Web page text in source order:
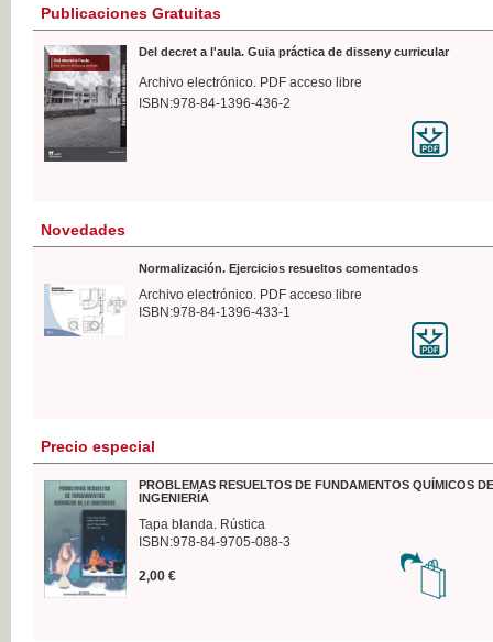
Publicaciones Gratuitas
Del decret a l'aula. Guia práctica de disseny curricular
Archivo electrónico. PDF acceso libre
ISBN:978-84-1396-436-2
Novedades
Normalización. Ejercicios resueltos comentados
Archivo electrónico. PDF acceso libre
ISBN:978-84-1396-433-1
Precio especial
PROBLEMAS RESUELTOS DE FUNDAMENTOS QUÍMICOS
INGENIERÍA
Tapa blanda. Rústica
ISBN:978-84-9705-088-3
2,00 €